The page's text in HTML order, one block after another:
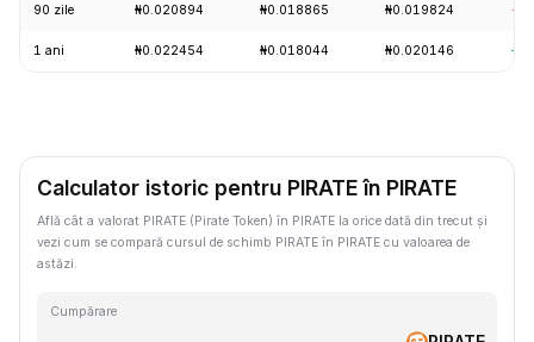
90 zile ₦0.020894 ₦0.018865 ₦0.019824 -
1 ani ₦0.022454 ₦0.018044 ₦0.020146
Calculator istoric pentru PIRATE în PIRATE
Află cât a valorat PIRATE (Pirate Token) în PIRATE la orice dată din trecut și
vezi cum se compară cursul de schimb PIRATE în PIRATE cu valoarea de
astăzi.
Cumpărare